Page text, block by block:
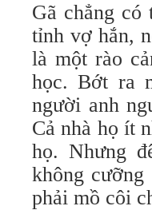
Gã chẳng
tỉnh vợ hắn,
là một rào
học. Bớt ra
người anh
Cả nhà họ ít
họ. Nhưng
không
phải mồ côi